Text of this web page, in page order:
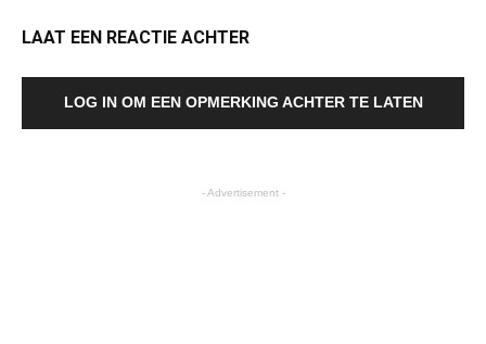
LAAT EEN REACTIE ACHTER
LOG IN OM EEN OPMERKING ACHTER TE LATEN
- Advertisement -